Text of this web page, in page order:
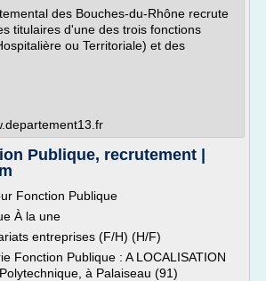
des Bouches-du-Rhône recrute
titulaires d'une des trois fonctions
ou Territoriale) et des
Publique, recrutement |
Fonction Publique
À la une
entreprises (F/H) (H/F)
Fonction Publique : A LOCALISATION
à Palaiseau (91)